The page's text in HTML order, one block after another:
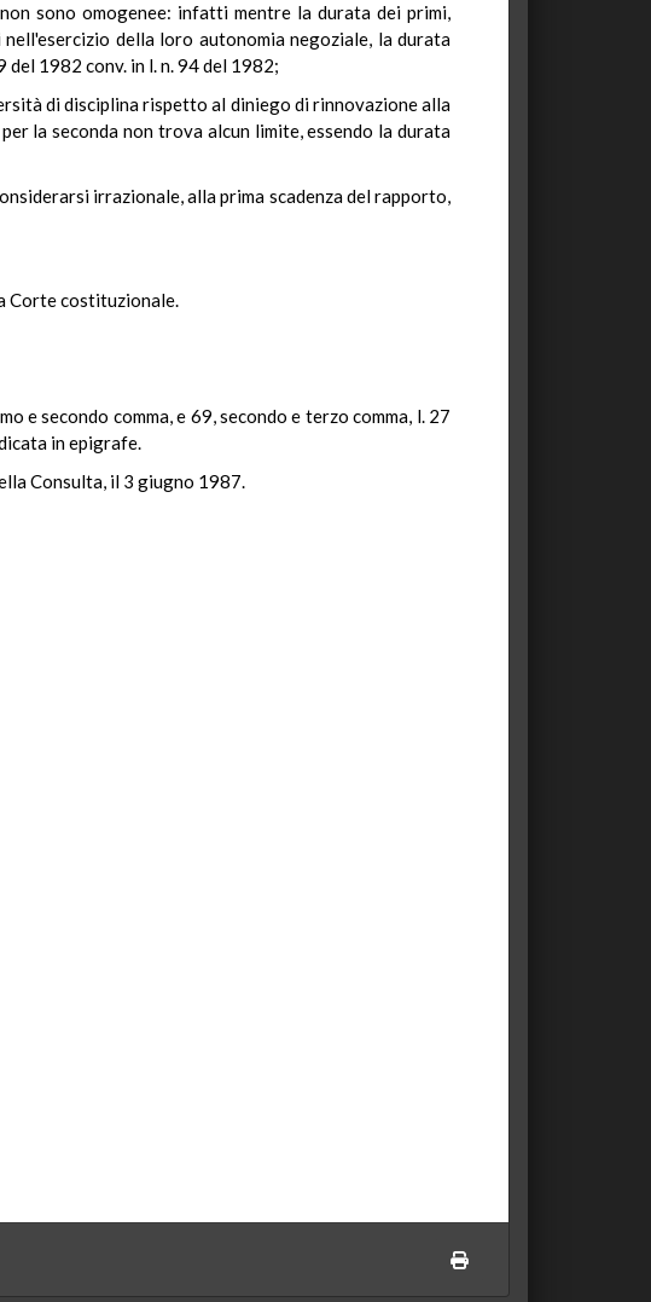
sono omogenee: infatti mentre la durata dei primi,
della loro autonomia negoziale, la durata
1982 conv. in l. n. 94 del 1982;
di disciplina rispetto al diniego di rinnovazione alla
la seconda non trova alcun limite, essendo la durata
irrazionale, alla prima scadenza del rapporto,
Corte costituzionale.
secondo comma, e 69, secondo e terzo comma, l. 27
in epigrafe.
Consulta, il 3 giugno 1987.